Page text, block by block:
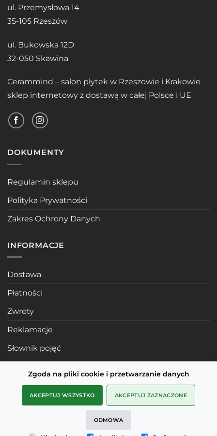
Zgoda na pliki cookie i przetwarzanie danych
AKCEPTUJ WSZYSTKO AKCEPTUJ ZAZNACZONE
ODMOWA
ul. Przemysłowa 14
35-105 Rzeszów
ul. Bukowska 12D
32-050 Skawina
Cerammind – salon płytek w Rzeszowie i Krakowie
sklep internetowy z dostawą w całej Polsce i UE
DOKUMENTY
Regulamin sklepu
Polityka Prywatności
Zakres Ochrony Danych
INFORMACJE
Dostawa
Płatności
Zwroty
Reklamacje
Słownik pojęć
POLECANE STRONY
Profile mosiężne